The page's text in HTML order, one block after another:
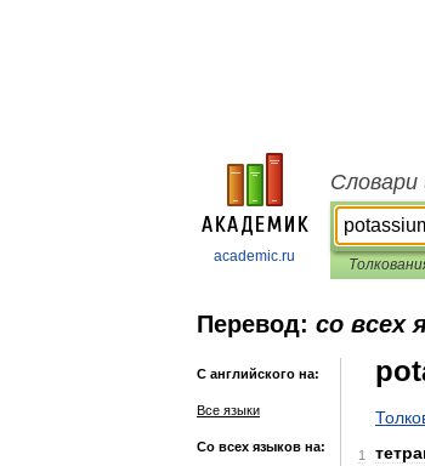
academic.ru
Словари
Перевод: со всех
С английского на:
Все языки
Со всех языков на:
1